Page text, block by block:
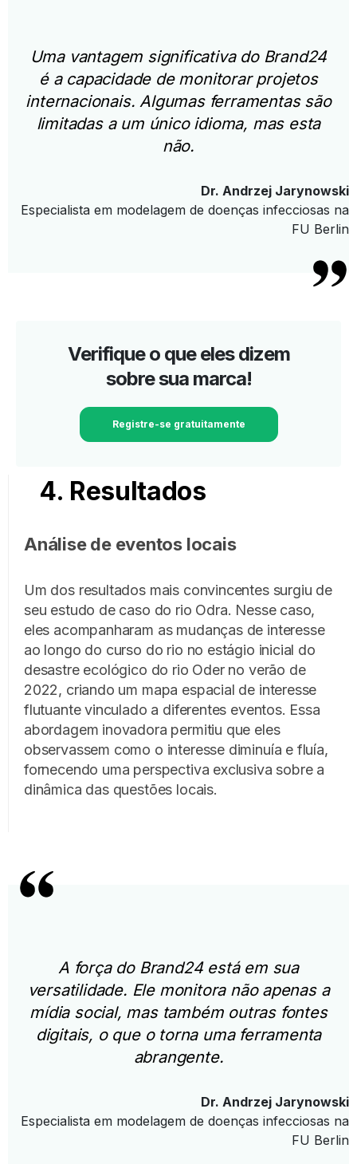
Uma vantagem significativa do Brand24
é a capacidade de monitorar projetos
internacionais. Algumas ferramentas são
limitadas a um único idioma, mas esta
não.
Dr. Andrzej Jarynowski
Especialista em modelagem de doenças infecciosas na
FU Berlin
Verifique o que eles dizem
sobre sua marca!
Registre-se gratuitamente
4. Resultados
Análise de eventos locais
Um dos resultados mais convincentes surgiu de
seu estudo de caso do rio Odra. Nesse caso,
eles acompanharam as mudanças de interesse
ao longo do curso do rio no estágio inicial do
desastre ecológico do rio Oder no verão de
2022, criando um mapa espacial de interesse
flutuante vinculado a diferentes eventos. Essa
abordagem inovadora permitiu que eles
observassem como o interesse diminuía e fluía,
fornecendo uma perspectiva exclusiva sobre a
dinâmica das questões locais.
A força do Brand24 está em sua
versatilidade. Ele monitora não apenas a
mídia social, mas também outras fontes
digitais, o que o torna uma ferramenta
abrangente.
Dr. Andrzej Jarynowski
Especialista em modelagem de doenças infecciosas na
FU Berlin